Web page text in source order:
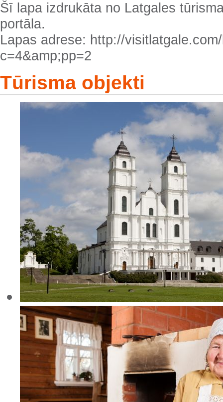
Šī lapa izdrukāta no Latgales
portāla.
Lapas adrese: http://
c=4&amp;pp=2
Tūrisma objekti